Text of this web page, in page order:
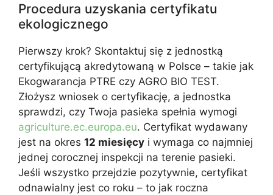
Procedura uzyskania certyfikatu
ekologicznego
Pierwszy krok? Skontaktuj się z jednostką
certyfikującą akredytowaną w Polsce – takie jak
Ekogwarancja PTRE czy AGRO BIO TEST.
Złożysz wniosek o certyfikację, a jednostka
sprawdzi, czy Twoja pasieka spełnia wymogi
agriculture.ec.europa.eu. Certyfikat wydawany
jest na okres 12 miesięcy i wymaga co najmniej
jednej corocznej inspekcji na terenie pasieki.
Jeśli wszystko przejdzie pozytywnie, certyfikat
odnawialny jest co roku – to jak roczna